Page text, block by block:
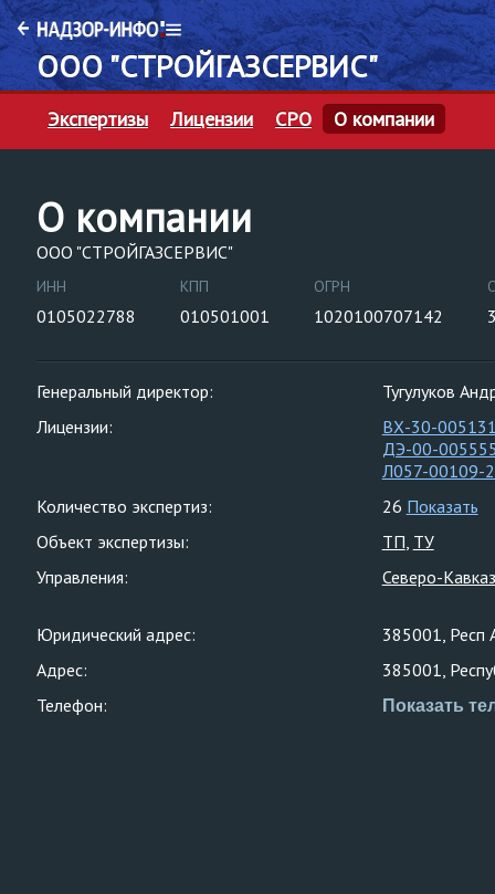
ООО "СТРОЙГАЗСЕРВИС"
Экспертизы Лицензии СРО О компании
О компании
ООО "СТРОЙГАЗСЕРВИС"
ИНН
0105022788
КПП
010501001
ОГРН
1020100707142
Генеральный директор:
Тугулуков
Лицензии:
ВХ-30-
ДЭ-00-
Л057-00109-
Количество экспертиз:
26 Показать
Объект экспертизы:
ТП ТУ
Управления:
Северо-
Юридический адрес:
385001, Респ
Адрес:
385001,
Телефон:
Показать